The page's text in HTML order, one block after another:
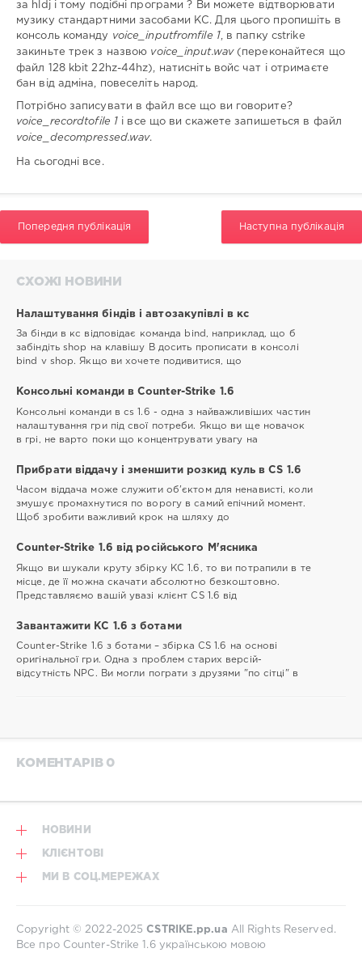
за hldj і тому подібні програми ? Ви можете відтворювати
музику стандартними засобами КС. Для цього пропишіть в
консоль команду
voice_inputfromfile 1, в папку cstrike
закиньте трек з назвою voice_input.wav(переконайтеся що
файл 128 kbit 22hz-44hz), натисніть войс чат і отримаєте
бан від адміна, повеселіть народ.
Потрібно записувати в файл все що ви говорите?
voice_recordtofile 1 і все що ви скажете запишеться в файл
voice_decompressed.wav.
На сьогодні все.
Попередня публікація Наступна публікація
СХОЖІ НОВИНИ
Налаштування біндів і автозакупівлі в кс
За бінди в кс відповідає команда bind, наприклад, що б
забіндіть shop на клавішу B досить прописати в консолі
bind v shop. Якщо ви хочете подивитися, що
Консольні команди в Counter-Strike 1.6
Консольні команди в cs 1.6 - одна з найважливіших частин
налаштування гри під свої потреби. Якщо ви ще новачок
в грі, не варто поки що концентрувати увагу на
Прибрати віддачу і зменшити розкид куль в CS 1.6
Часом віддача може служити об'єктом для ненависті, коли
змушує промахнутися по ворогу в самий епічний момент.
Щоб зробити важливий крок на шляху до
Counter-Strike 1.6 від російського М'ясника
Якщо ви шукали круту збірку КС 1.6, то ви потрапили в те
місце, де її можна скачати абсолютно безкоштовно.
Представляємо вашій увазі клієнт CS 1.6 від
Завантажити КС 1.6 з ботами
Counter-Strike 1.6 з ботами – збірка CS 1.6 на основі
оригінальної гри. Одна з проблем старих версій-
відсутність NPC. Ви могли пограти з друзями "по сітці" в
КОМЕНТАРІВ 0
НОВИНИ
КЛІЄНТОВІ
МИ В СОЦ.МЕРЕЖАХ
Copyright © 2022-2025CSTRIKE.pp.ua All Rights Reserved.
Все про Counter-Strike 1.6 українською мовою